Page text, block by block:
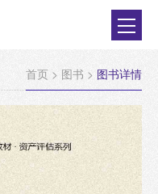
首页 > 图书 > 图书详情